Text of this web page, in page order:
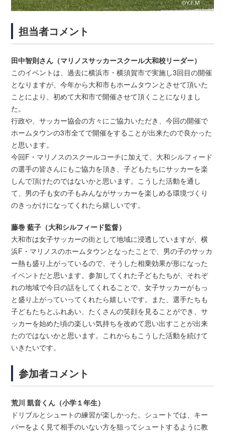
担当者コメント
田中智則さん（マリノスサッカースクール大和校リーダー）
このイベントは、過去に横浜市・横須賀市で実施し3回目の開催
となりますが、今年から大和市もホームタウンとさせて頂いた
ことにより、初めて大和市で開催させて頂くことになりまし
た。
行政や、サッカー協会の方々にご協力いただき、今回の開催で
ホームタウンの3市全てで開催をすることが出来たので良かった
と思います。
今回F・マリノスのスクールコーチに加えて、大和シルフィード
の選手の皆さんにもご協力を頂き、子どもたちにサッカーを楽
しんで頂けたのではないかと思います。こうした活動を通し
て、男の子も女の子もみんながサッカーを楽しめる環境づくり
のきっかけになってくれたら嬉しいです。
藤巻 藍子（大和シルフィード監督）
大和市は女子サッカーの街として地域に浸透していますが、横
浜F・ マリノスのホームタウンとなったことで、 男の子のサッカ
ー熱も盛り上がっているので、 そうした相乗効果が形になった
イベントだと思います。参加してくれた子どもたちが、 それぞ
れの地域で今日の話をしてくれることで、女子サッカーがもっ
と盛り上がっていってくれたら嬉しいです。また、選手たちも
子どもたちとふれあい、 たくさんの笑顔を見ることができ、サ
ッカーを始めた頃の楽しい気持ちを改めて思い出すことが出来
たのではないかと思います。これからもこうした活動を続けて
いきたいです。
参加者コメント
荒川 凱音くん（小学１年生）
ドリブルとシュートの練習が楽しかった。シュートでは、 キー
パーをよく見て相手のいない方を狙ってシュートするように教